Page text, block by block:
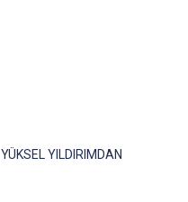
YÜKSEL YILDIRIMDAN